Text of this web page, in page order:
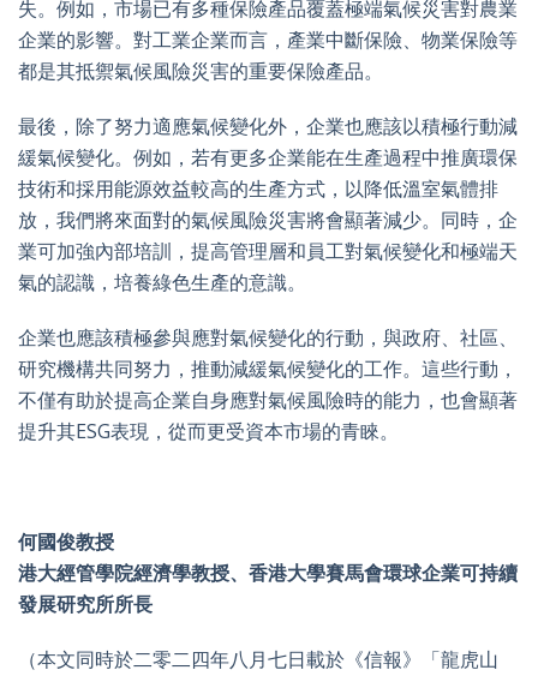
失。例如，市場已有多種保險產品覆蓋極端氣候災害對農業
企業的影響。對工業企業而言，產業中斷保險、物業保險等
都是其抵禦氣候風險災害的重要保險產品。
最後，除了努力適應氣候變化外，企業也應該以積極行動減
緩氣候變化。例如，若有更多企業能在生產過程中推廣環保
技術和採用能源效益較高的生產方式，以降低溫室氣體排
放，我們將來面對的氣候風險災害將會顯著減少。同時，企
業可加強內部培訓，提高管理層和員工對氣候變化和極端天
氣的認識，培養綠色生產的意識。
企業也應該積極參與應對氣候變化的行動，與政府、社區、
研究機構共同努力，推動減緩氣候變化的工作。這些行動，
不僅有助於提高企業自身應對氣候風險時的能力，也會顯著
提升其ESG表現，從而更受資本市場的青睞。
何國俊教授
港大經管學院經濟學教授、香港大學賽馬會環球企業可持續
發展研究所所長
（本文同時於二零二四年八月七日載於《信報》「龍虎山